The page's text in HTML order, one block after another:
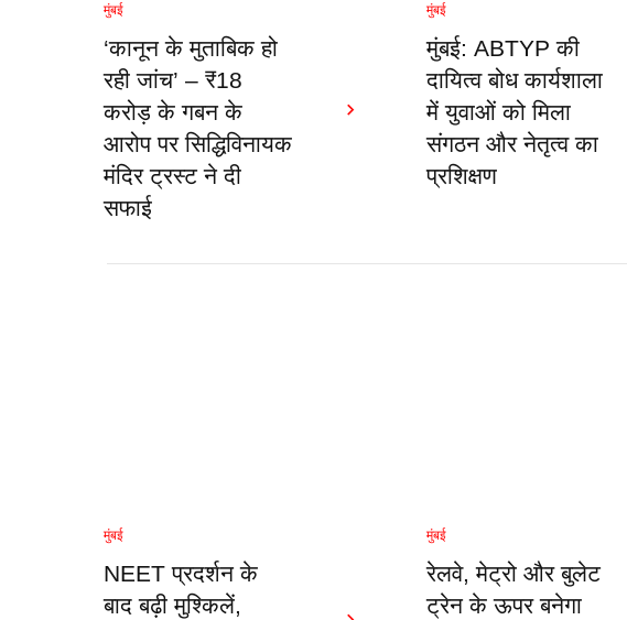
मुंबई
‘कानून के मुताबिक हो
रही जांच’ – ₹18
करोड़ के गबन के
आरोप पर सिद्धिविनायक
मंदिर ट्रस्ट ने दी
सफाई
मुंबई
मुंबई: ABTYP की
दायित्व बोध कार्यशाला
में युवाओं को मिला
संगठन और नेतृत्व का
प्रशिक्षण
मुंबई
NEET प्रदर्शन के
बाद बढ़ी मुश्किलें,
मुंबई
रेलवे, मेट्रो और बुलेट
ट्रेन के ऊपर बनेगा